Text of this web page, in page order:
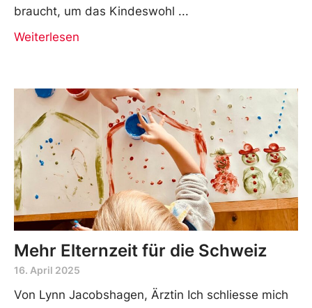
braucht, um das Kindeswohl
Weiterlesen
Mehr Elternzeit für die Schweiz
16. April 2025
Von Lynn Jacobshagen, Ärztin Ich schliesse mich